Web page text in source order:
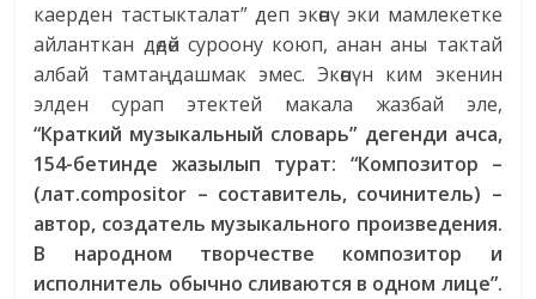
каерден тастыкталат” деп экөөнү эки мамлекетке
айланткан дөдөй суроону коюп, анан аны тактай
албай тамтаңдашмак эмес. Экөөнүн ким экенин
элден сурап этектей макала жазбай эле,
“Краткий музыкальный словарь” дегенди ачса,
154-бетинде жазылып турат: “Композитор –
(лат.compositor – составитель, сочинитель) –
автор, создатель музыкального произведения.
В народном творчестве композитор и
исполнитель обычно сливаются в одном лице”.